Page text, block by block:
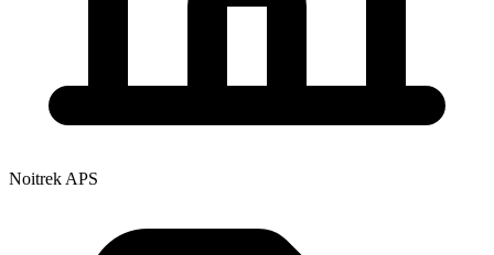
Noitrek APS